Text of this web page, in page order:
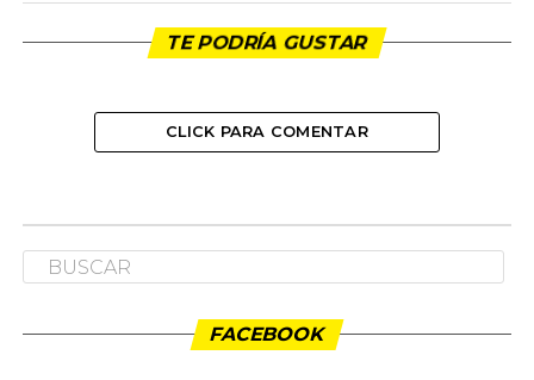
TE PODRÍA GUSTAR
CLICK PARA COMENTAR
COMUNICADOS PDA
Comunicado a la opinion pública